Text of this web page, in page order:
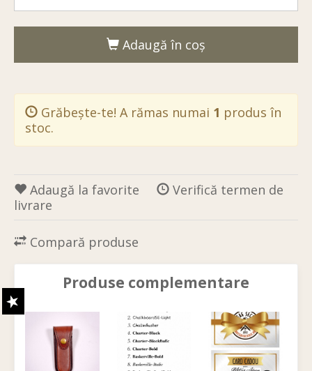
Adaugă în coş
Grăbește-te! A rămas numai 1 produs în
stoc.
Adaugă la favorite
Verifică termen de
livrare
Compară produse
Produse complementare